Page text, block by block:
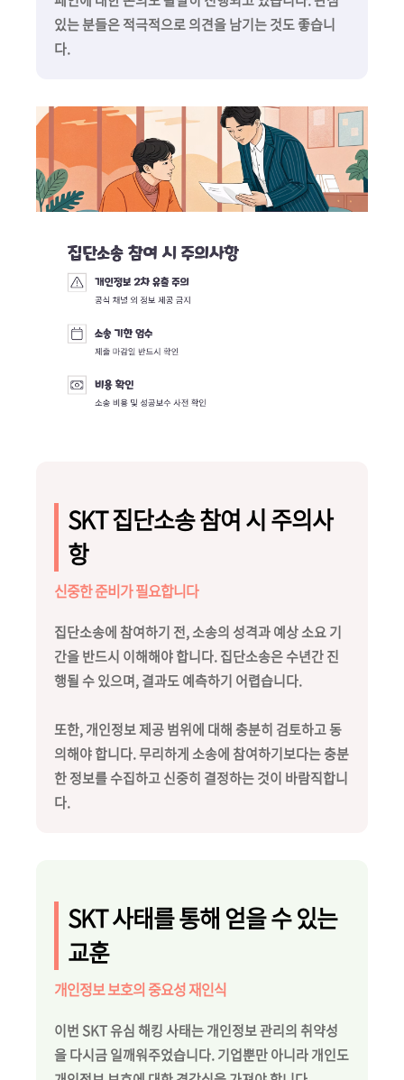
있는 분들은 적극적으로 의견을 남기는 것도 좋습니
다.
SKT 집단소송 참여 시 주의사
항
신중한 준비가 필요합니다
집단소송에 참여하기 전, 소송의 성격과 예상 소요 기
간을 반드시 이해해야 합니다. 집단소송은 수년간 진
행될 수 있으며, 결과도 예측하기 어렵습니다.
또한, 개인정보 제공 범위에 대해 충분히 검토하고 동
의해야 합니다. 무리하게 소송에 참여하기보다는 충분
한 정보를 수집하고 신중히 결정하는 것이 바람직합니
다.
SKT 사태를 통해 얻을 수 있는
교훈
개인정보 보호의 중요성 재인식
이번 SKT 유심 해킹 사태는 개인정보 관리의 취약성
을 다시금 일깨워주었습니다. 기업뿐만 아니라 개인도